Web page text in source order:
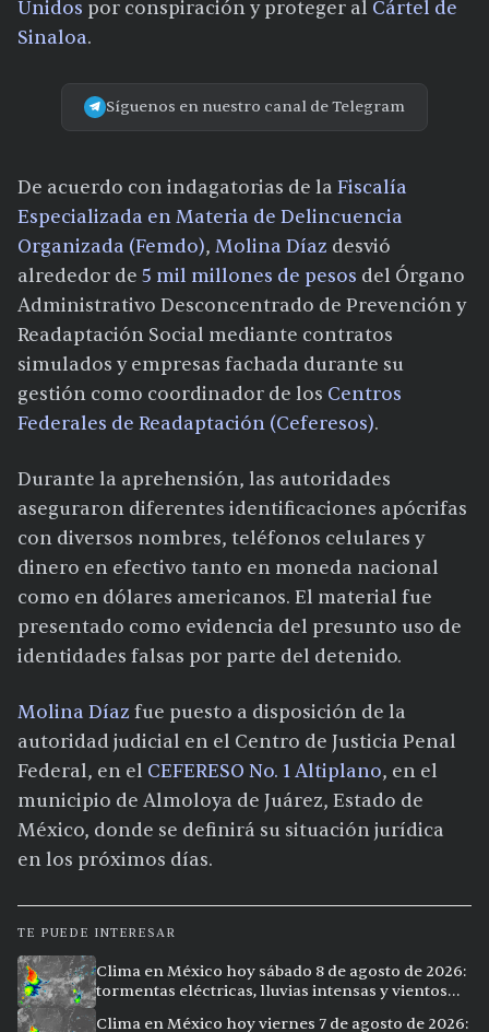
Unidos por conspiración y proteger al Cártel de
Sinaloa.
Síguenos en nuestro canal de Telegram
De acuerdo con indagatorias de la Fiscalía
Especializada en Materia de Delincuencia
Organizada (Femdo), Molina Díaz desvió
alrededor de 5 mil millones de pesos del Órgano
Administrativo Desconcentrado de Prevención y
Readaptación Social mediante contratos
simulados y empresas fachada durante su
gestión como coordinador de los Centros
Federales de Readaptación (Ceferesos).
Durante la aprehensión, las autoridades
aseguraron diferentes identificaciones apócrifas
con diversos nombres, teléfonos celulares y
dinero en efectivo tanto en moneda nacional
como en dólares americanos. El material fue
presentado como evidencia del presunto uso de
identidades falsas por parte del detenido.
Molina Díaz fue puesto a disposición de la
autoridad judicial en el Centro de Justicia Penal
Federal, en el CEFERESO No. 1 Altiplano, en el
municipio de Almoloya de Juárez, Estado de
México, donde se definirá su situación jurídica
en los próximos días.
TE PUEDE INTERESAR
Clima en México hoy sábado 8 de agosto de 2026:
tormentas eléctricas, lluvias intensas y vientos
Clima en México hoy viernes 7 de agosto de 2026: